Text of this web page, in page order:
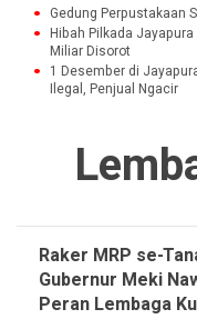
Gedung Perpustakaan
Hibah Pilkada
Miliar Disorot
1 Desember di
Ilegal, Penjual Ngacir
Raker MRP se-
Gubernur Meki
Peran Lembaga